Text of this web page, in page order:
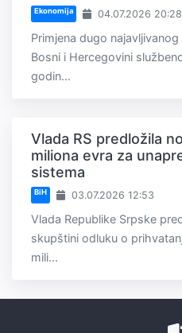
Ekonomija 04.07.2026 20:28
Primjena dugo
Bosni i Hercegovini
godin...
Vlada RS predložila
miliona evra za
sistema
BiH 03.07.2026 12:53
Vlada Republike Srpske
skupštini odluku o
mili...